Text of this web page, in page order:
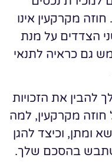
מקרקעין אינו
הצדדים על מנת
גם כראיה לתנאי
להבין את הזכויות
מקרקעין, למה
ומתן, וכיצד להגן
בהסכם שלך.